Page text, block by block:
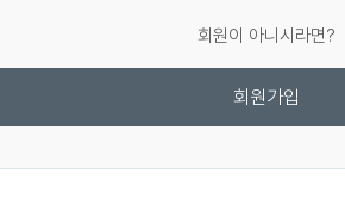
회원이 아니시라면?
회원가입